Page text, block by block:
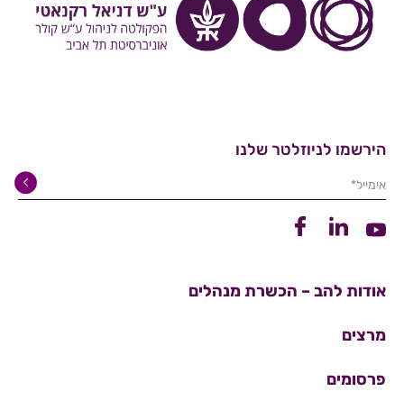
הירשמו לניוזלטר שלנו
אימייל*
קישור ליוטיובקישור ללינקדיןקישור לפייסבוק
אודות להב – הכשרת מנהלים
מרצים
פרסומים